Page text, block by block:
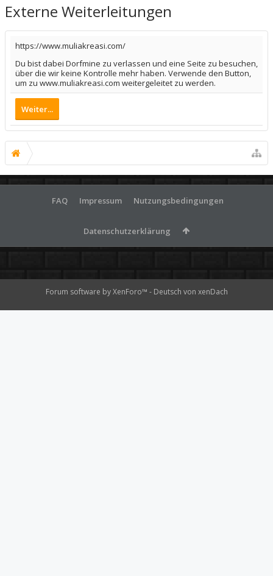
Externe Weiterleitungen
https://www.muliakreasi.com/
Du bist dabei Dorfmine zu verlassen und eine Seite zu besuchen,
über die wir keine Kontrolle mehr haben. Verwende den Button,
um zu www.muliakreasi.com weitergeleitet zu werden.
Weiter...
FAQ Impressum Nutzungsbedingungen
Datenschutzerklärung
Forum software by XenForo™ - Deutsch von xenDach